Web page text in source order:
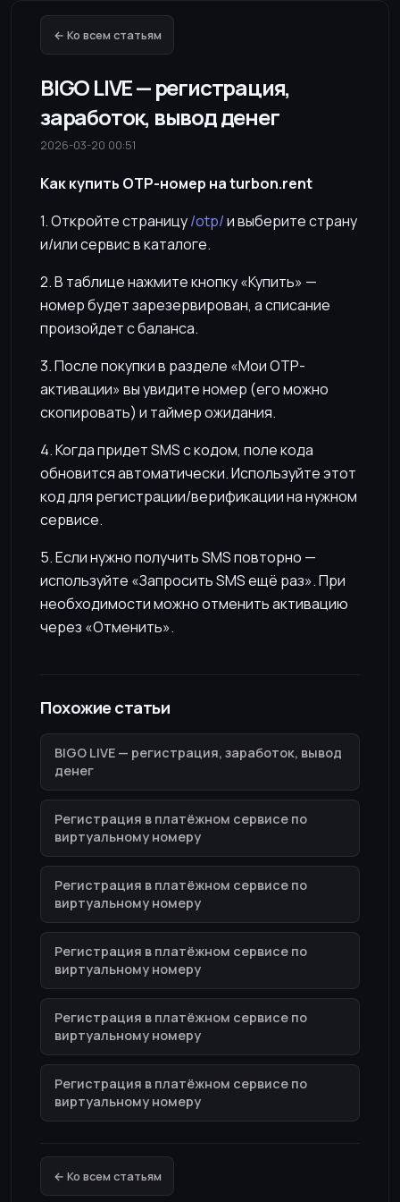
← Ко всем статьям
BIGO LIVE — регистрация,
заработок, вывод денег
2026-03-20 00:51
Как купить OTP-номер на turbon.rent
1. Откройте страницу/otp/и выберите страну
и/или сервис в каталоге.
2. В таблице нажмите кнопку «Купить» —
номер будет зарезервирован, а списание
произойдет с баланса.
3. После покупки в разделе «Мои OTP-
активации» вы увидите номер (его можно
скопировать) и таймер ожидания.
4. Когда придет SMS с кодом, поле кода
обновится автоматически. Используйте этот
код для регистрации/верификации на нужном
сервисе.
5. Если нужно получить SMS повторно —
используйте «Запросить SMS ещё раз». При
необходимости можно отменить активацию
через «Отменить».
Похожие статьи
BIGO LIVE — регистрация, заработок, вывод
денег
Регистрация в платёжном сервисе по
виртуальному номеру
Регистрация в платёжном сервисе по
виртуальному номеру
Регистрация в платёжном сервисе по
виртуальному номеру
Регистрация в платёжном сервисе по
виртуальному номеру
Регистрация в платёжном сервисе по
виртуальному номеру
← Ко всем статьям